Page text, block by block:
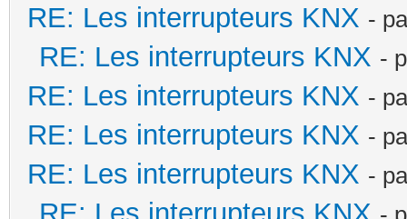
RE: Les interrupteurs KNX -
RE: Les interrupteurs KNX -
RE: Les interrupteurs KNX -
RE: Les interrupteurs KNX -
RE: Les interrupteurs KNX -